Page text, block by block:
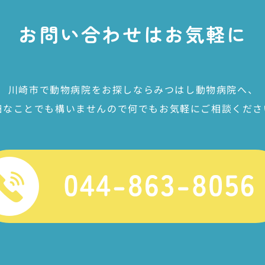
お問い合わせはお気軽に
川崎市で動物病院をお探しならみつはし動物病院へ、
なことでも構いませんので何でもお気軽にご相談くだ